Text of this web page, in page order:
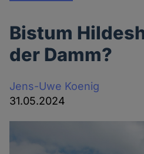
Bistum
der Damm?
Jens-Uwe Koenig
31.05.2024